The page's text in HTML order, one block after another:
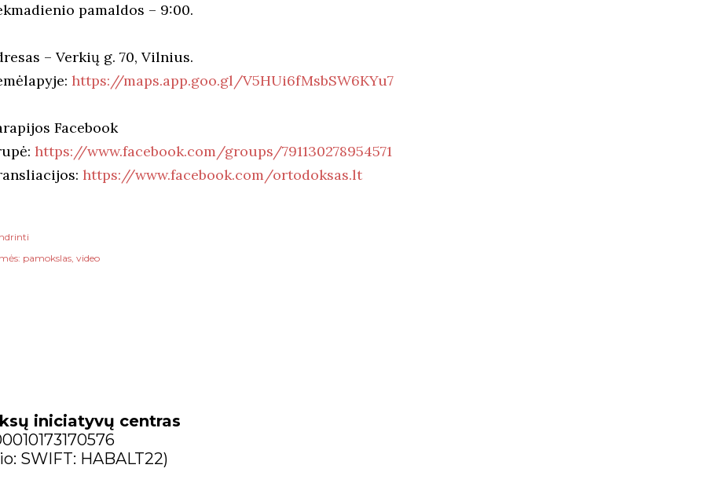
pamaldos – 9:00.
– Verkių g. 70, Vilnius.
https://maps.app.goo.gl/V5HUi6fMsbSW6KYu7
Facebook
https://www.facebook.com/groups/791130278954571
https://www.facebook.com/ortodoksas.lt
pamokslas video
iniciatyvų centras
SWIFT: HABALT22)